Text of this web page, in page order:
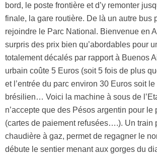
bord, le poste frontière et d’y remonter
finale, la gare routière. De là un autre bus
rejoindre le Parc National. Bienvenue en
surpris des prix bien qu’abordables pour
totalement décalés par rapport à Buenos
urbain coûte 5 Euros (soit 5 fois de plus
et l’entrée du parc environ 30 Euros soit
brésilien… Voici la machine à sous de
n’accepte que des Pésos argentin pour le
(cartes de paiement refusées….). Un train
chaudière à gaz, permet de regagner le
débute le sentier menant aux gorges du